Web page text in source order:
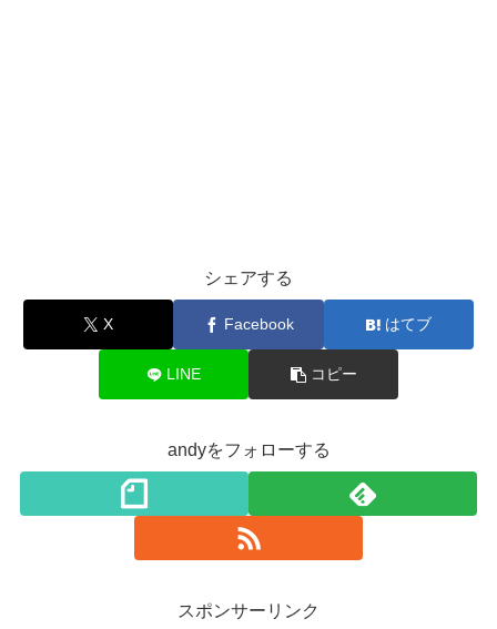
シェアする
X Facebook はてブ
LINE コピー
andyをフォローする
スポンサーリンク